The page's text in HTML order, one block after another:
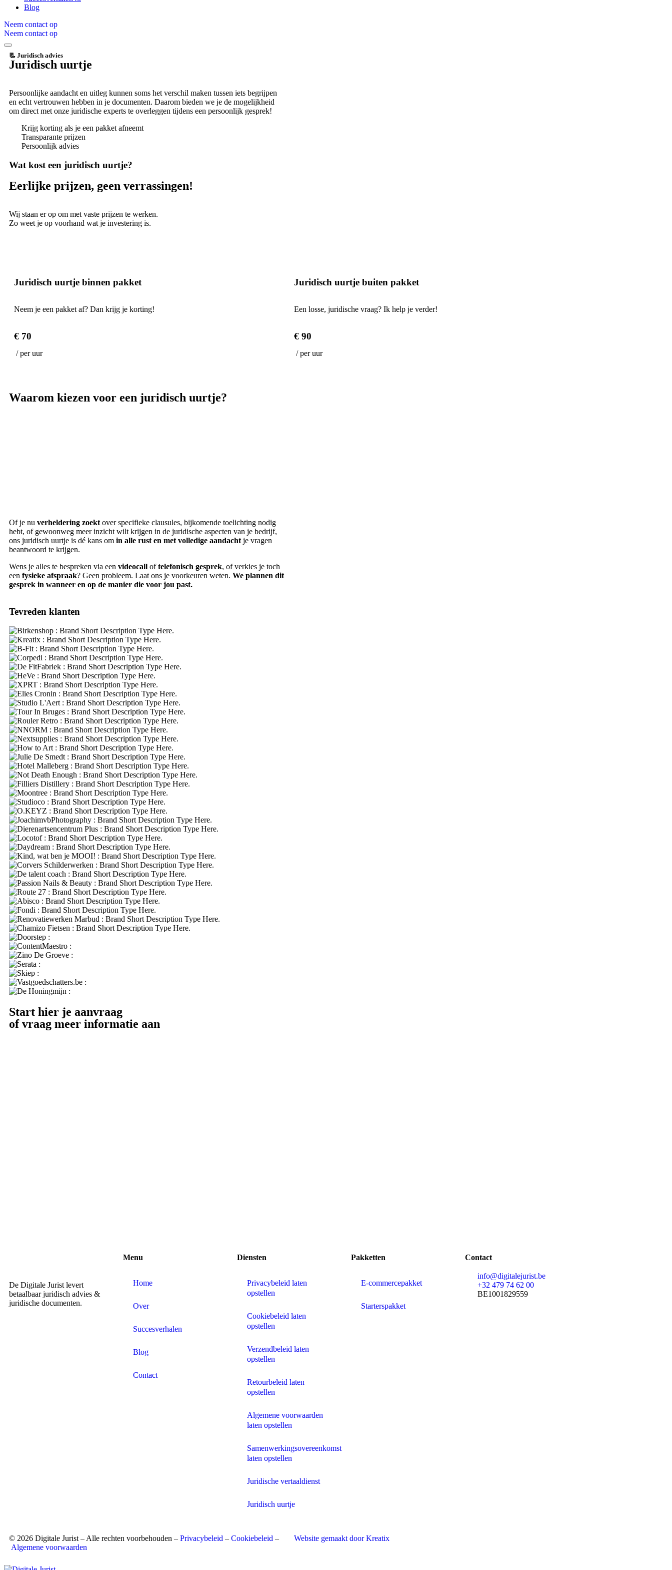
Blog
Neem contact op
Neem contact op
📃 Juridisch advies
Juridisch uurtje
Persoonlijke aandacht en uitleg kunnen soms het verschil maken tussen iets begrijpen
en echt vertrouwen hebben in je documenten. Daarom bieden we je de mogelijkheid
om direct met onze juridische experts te overleggen tijdens een persoonlijk gesprek!
Krijg korting als je een pakket afneemt
Transparante prijzen
Persoonlijk advies
Wat kost een juridisch uurtje?
Eerlijke prijzen, geen verrassingen!
Wij staan er op om met vaste prijzen te werken.
Zo weet je op voorhand wat je investering is.
Juridisch uurtje binnen pakket
Neem je een pakket af? Dan krijg je korting!
€ 70
/ per uur
Juridisch uurtje buiten pakket
Een losse, juridische vraag? Ik help je verder!
€ 90
/ per uur
Waarom kiezen voor een juridisch uurtje?
Of je nu verheldering zoekt over specifieke clausules, bijkomende toelichting nodig
hebt, of gewoonweg meer inzicht wilt krijgen in de juridische aspecten van je bedrijf,
ons juridisch uurtje is dé kans om in alle rust en met volledige aandacht je vragen
beantwoord te krijgen.
Wens je alles te bespreken via een videocall oftelefonisch gesprek, of verkies je toch
een fysieke afspraak? Geen probleem. Laat ons je voorkeuren weten. We plannen dit
gesprek in wanneer en op de manier die voor jou past.
Tevreden klanten
Start hier je aanvraag
of vraag meer informatie aan
De Digitale Jurist levert
betaalbaar juridisch advies &
juridische documenten.
Menu
Home
Over
Succesverhalen
Blog
Contact
Diensten
Privacybeleid laten
opstellen
Cookiebeleid laten
opstellen
Verzendbeleid laten
opstellen
Retourbeleid laten
opstellen
Algemene voorwaarden
laten opstellen
Samenwerkingsovereenkomst
laten opstellen
Juridische vertaaldienst
Juridisch uurtje
Pakketten
E-commercepakket
Starterspakket
Contact
info@digitalejurist.be
+32 479 74 62 00
BE1001829559
© 2026 Digitale Jurist – Alle rechten voorbehouden – Privacybeleid – Cookiebeleid –
Algemene voorwaarden
Website gemaakt door Kreatix